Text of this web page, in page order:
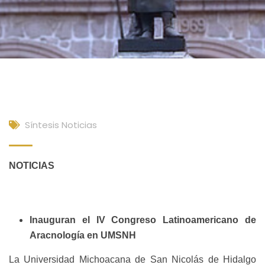
Síntesis Noticias
NOTICIAS
Inauguran el IV Congreso Latinoamericano de
Aracnología en UMSNH
La Universidad Michoacana de San Nicolás de Hidalgo